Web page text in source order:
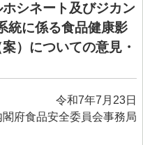
グループ
シネート及びジカン
統に係る食品健康影
）についての意見・
令和7年7月23日
閣府食品安全委員会事務局